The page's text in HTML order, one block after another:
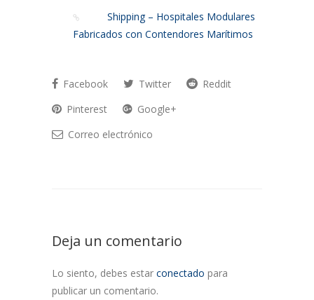
Shipping – Hospitales Modulares
Fabricados con Contendores Marítimos
Facebook Twitter
Reddit
Pinterest
Google+
Correo electrónico
Deja un comentario
Lo siento, debes estar conectado para
publicar un comentario.